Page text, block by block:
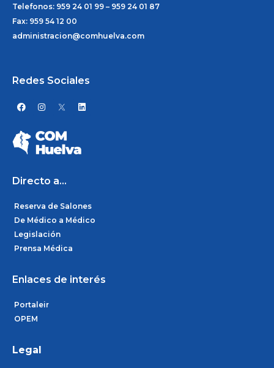
Telefonos: 959 24 01 99 – 959 24 01 87
Fax: 959 54 12 00
administracion@comhuelva.com
Redes Sociales
F
a
e
b
o
o
I
n
a
g
r
L
i
i
Directo a...
Reserva de Salones
De Médico a Médico
Legislación
Prensa Médica
Enlaces de interés
Portaleir
OPEM
Legal